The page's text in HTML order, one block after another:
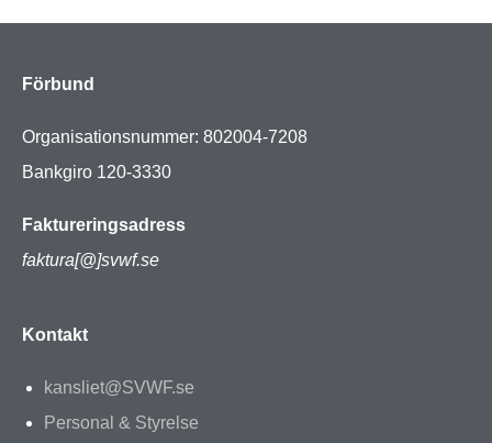
Förbund
Organisationsnummer: 802004-7208
Bankgiro 120-3330
Faktureringsadress
faktura[@]svwf.se
Kontakt
kansliet@SVWF.se
Personal & Styrelse